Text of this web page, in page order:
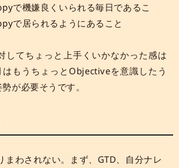
で機嫌良くいられる毎日であるこ
で居られるようにあること
してちょっと上手くいかなかった感は
もうちょっとObjectiveを意識したう
が必要そうです。
まわされない。まず、GTD、自分ナレ